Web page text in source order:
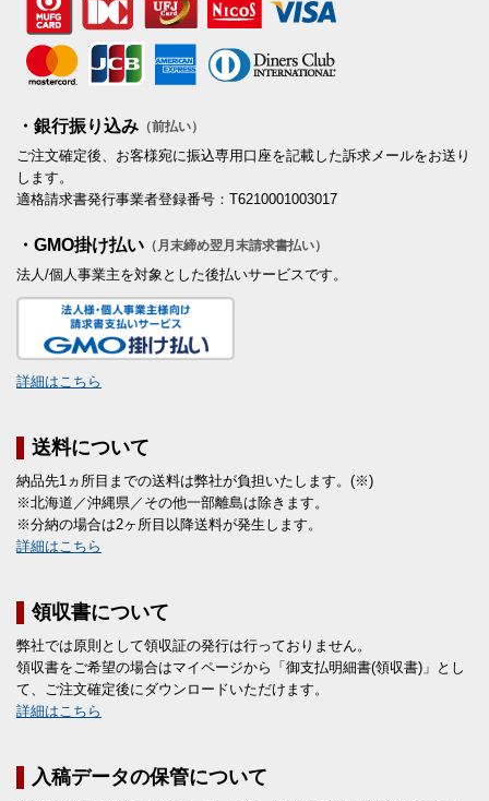
・銀行振り込み （前払い）
ご注文確定後、お客様宛に振込専用口座を記載した訴求メールをお送り
します。
適格請求書発行事業者登録番号：T6210001003017
・GMO掛け払い （月末締め翌月末請求書払い）
法人/個人事業主を対象とした後払いサービスです。
詳細はこちら
送料について
納品先1ヵ所目までの送料は弊社が負担いたします。(※)
※北海道／沖縄県／その他一部離島は除きます。
※分納の場合は2ヶ所目以降送料が発生します。
詳細はこちら
領収書について
弊社では原則として領収証の発行は行っておりません。
領収書をご希望の場合はマイページから「御支払明細書(領収書)」とし
て、ご注文確定後にダウンロードいただけます。
詳細はこちら
入稿データの保管について